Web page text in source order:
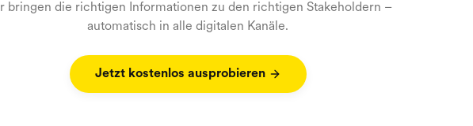
bringen die richtigen Informationen zu den richtigen Stakeholdern –
automatisch in alle digitalen Kanäle.
Jetzt kostenlos ausprobieren